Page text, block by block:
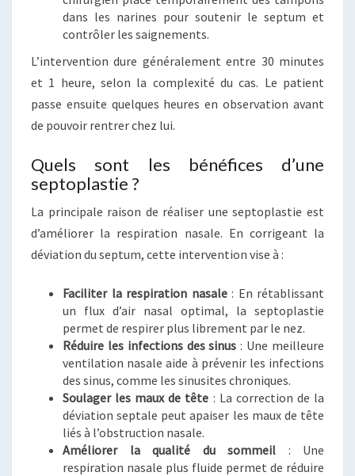
dans les narines pour soutenir le septum et
contrôler les saignements.
L’intervention dure généralement entre 30 minutes
et 1 heure, selon la complexité du cas. Le patient
passe ensuite quelques heures en observation avant
de pouvoir rentrer chez lui.
Quels sont les bénéfices d’une
septoplastie ?
La principale raison de réaliser une septoplastie est
d’améliorer la respiration nasale. En corrigeant la
déviation du septum, cette intervention vise à :
Faciliter la respiration nasale: En rétablissant
un flux d’air nasal optimal, la septoplastie
permet de respirer plus librement par le nez.
Réduire les infections des sinus : Une meilleure
ventilation nasale aide à prévenir les infections
des sinus, comme les sinusites chroniques.
Soulager les maux de tête : La correction de la
déviation septale peut apaiser les maux de tête
liés à l’obstruction nasale.
Améliorer la qualité du sommeil : Une
respiration nasale plus fluide permet de réduire